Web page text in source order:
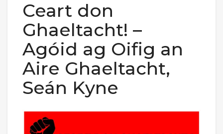
Ceart don
Ghaeltacht! –
Agóid ag Oifig an
Aire Ghaeltacht,
Seán Kyne